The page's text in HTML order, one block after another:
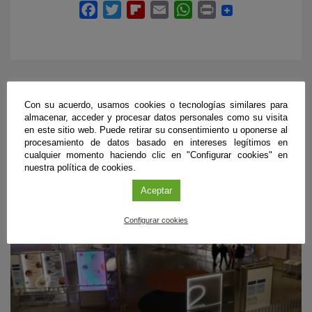
PRÓXIMOS EVENTOS
Con su acuerdo, usamos cookies o tecnologías similares para
almacenar, acceder y procesar datos personales como su visita
en este sitio web. Puede retirar su consentimiento u oponerse al
procesamiento de datos basado en intereses legítimos en
cualquier momento haciendo clic en "Configurar cookies" en
nuestra política de cookies.
Aceptar
Configurar cookies